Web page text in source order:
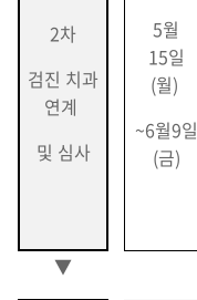
2차
검진 치과
연계
및 심사
5월
15일
(월)
~6월9일
(금)
▼